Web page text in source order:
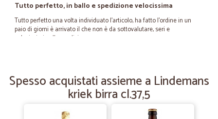
Tutto perfetto, in ballo e spedizione velocissima
Tutto perfetto una volta individuato l'articolo, ha fatto l'ordine in un
paio di giorni è arrivato il che non è da sottovalutare, seri e
velocissimi nella spedizione
Spesa a domicilio
Un po' alto di prezzi, però avere il vantaggio della consegna a
domicilio, per chi non si può muovere è una buona cosa.
Spesso acquistati assieme a Lindemans
kriek birra cl.37,5